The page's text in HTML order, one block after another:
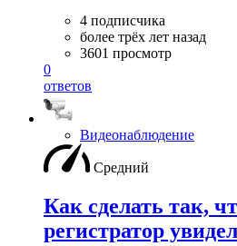
4 подписчика
более трёх лет назад
3601 просмотр
0
ответов
Видеонаблюдение
Средний
Как сделать так,
регистратор